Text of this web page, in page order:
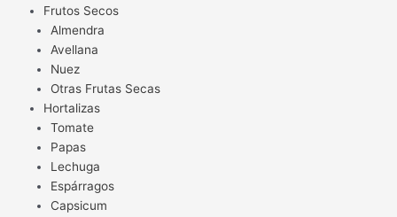
Frutos Secos
Almendra
Avellana
Nuez
Otras Frutas Secas
Hortalizas
Tomate
Papas
Lechuga
Espárragos
Capsicum